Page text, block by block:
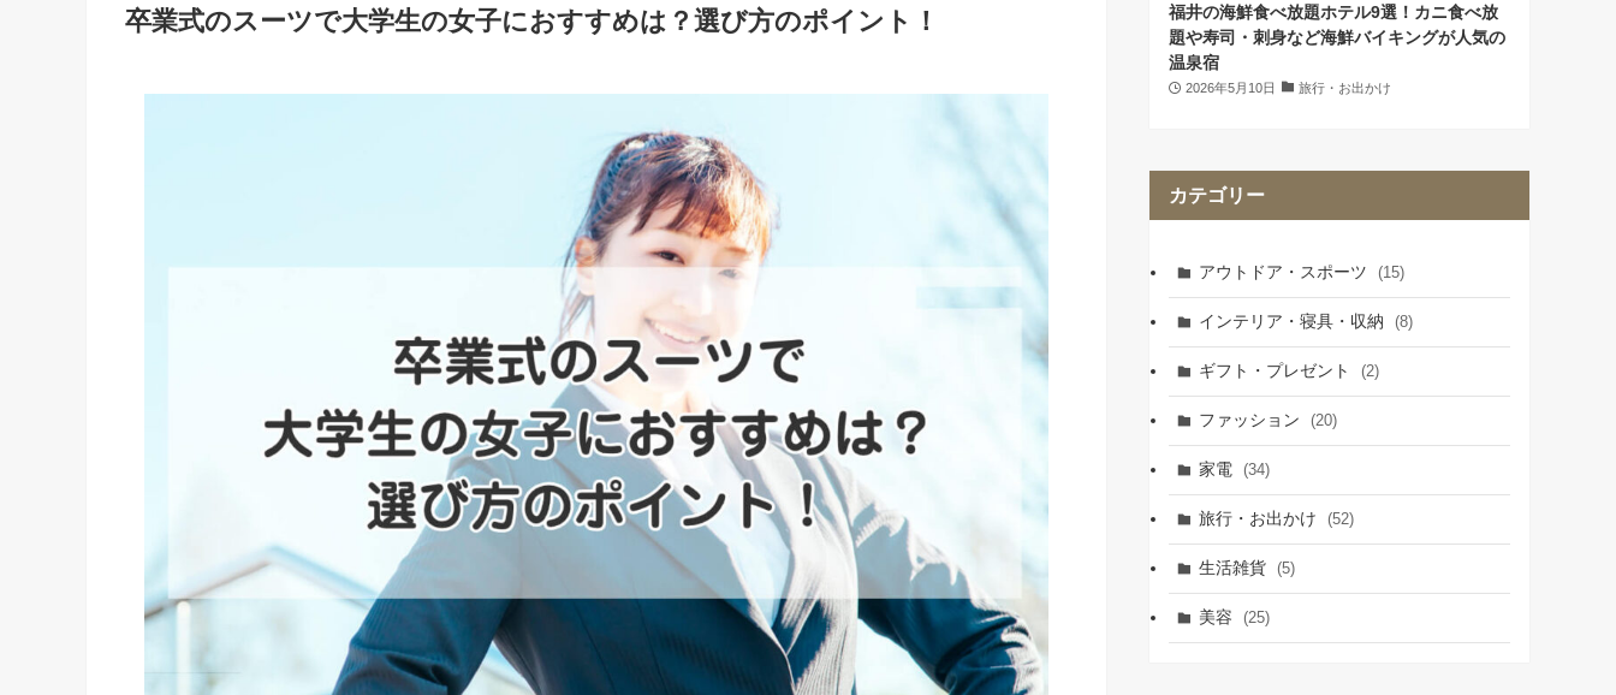
卒業式のスーツで大学生の女子におすすめは？選び方のポイント！
福井の海鮮食べ放題ホテル9選！カニ食べ放
題や寿司・刺身など海鮮バイキングが人気の
温泉宿
2026年5月10日 旅行・お出かけ
カテゴリー
アウトドア・スポーツ (15)
インテリア・寝具・収納 (8)
ギフト・プレゼント (2)
ファッション (20)
家電 (34)
旅行・お出かけ (52)
生活雑貨 (5)
美容 (25)